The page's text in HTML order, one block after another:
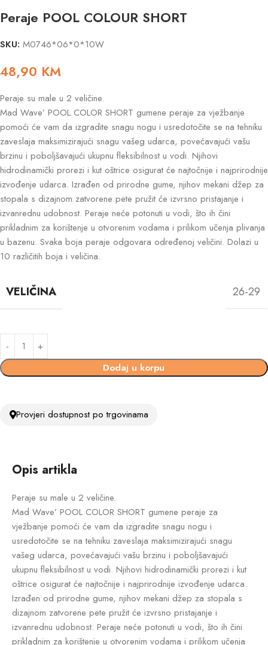
Peraje POOL COLOUR SHORT
SKU: M0746*06*0*10W
48,90 KM
Peraje su male u 2 veličine.
Mad Wave’ POOL COLOR SHORT gumene peraje za vježbanje
pomoći će vam da izgradite snagu nogu i usredotočite se na tehniku
zaveslaja maksimizirajući snagu vašeg udarca, povećavajući vašu
brzinu i poboljšavajući ukupnu fleksibilnost u vodi. Njihovi
hidrodinamički prorezi i kut oštrice osigurat će najtočnije i najprirodnije
izvođenje udarca. Izrađen od prirodne gume, njihov mekani džep za
stopala s dizajnom zatvorene pete pružit će izvrsno pristajanje i
izvanrednu udobnost. Peraje neće potonuti u vodi, što ih čini
prikladnim za korištenje u otvorenim vodama i prilikom učenja plivanja
u bazenu. Svaka boja peraje odgovara određenoj veličini. Dolazi u
10 različitih boja i veličina.
VELIČINA 26-29
Dodaj u korpu
Provjeri dostupnost po trgovinama
Opis artikla
Peraje su male u 2 veličine.
Mad Wave’ POOL COLOR SHORT gumene peraje za
vježbanje pomoći će vam da izgradite snagu nogu i
usredotočite se na tehniku zaveslaja maksimizirajući snagu
vašeg udarca, povećavajući vašu brzinu i poboljšavajući
ukupnu fleksibilnost u vodi. Njihovi hidrodinamički prorezi i kut
oštrice osigurat će najtočnije i najprirodnije izvođenje udarca.
Izrađen od prirodne gume, njihov mekani džep za stopala s
dizajnom zatvorene pete pružit će izvrsno pristajanje i
izvanrednu udobnost. Peraje neće potonuti u vodi, što ih čini
prikladnim za korištenje u otvorenim vodama i prilikom učenja